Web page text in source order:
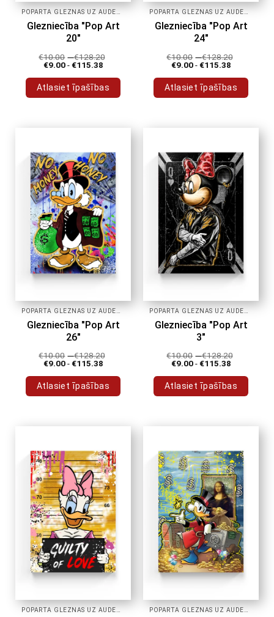
Glezniecība "Pop Art
20"
€10.00 -€128.20
€9.00-€115.38
Atlasiet īpašības
varianti.
Variantus
var
izvēlēties
produkta
lapā
Glezniecība "Pop Art
24"
€10.00 -€128.20
€9.00-€115.38
Atlasiet īpašības
varianti.
Variantus
var
izvēlēties
produkta
lapā
Glezniecība "Pop Art
26"
€10.00 -€128.20
€9.00-€115.38
Atlasiet īpašības
varianti.
Variantus
var
izvēlēties
produkta
lapā
Glezniecība "Pop Art
3"
€10.00 -€128.20
€9.00-€115.38
Atlasiet īpašības
varianti.
Variantus
var
izvēlēties
produkta
lapā